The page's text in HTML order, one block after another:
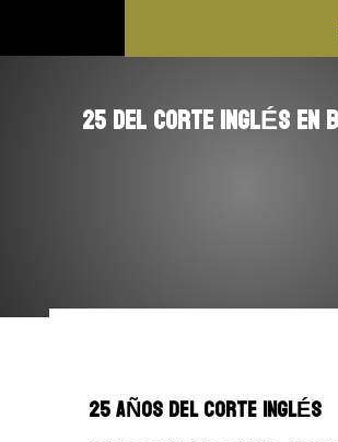
25 DEL CORTE INGLÉS EN
25 AÑOS DEL CORTE INGLÉS